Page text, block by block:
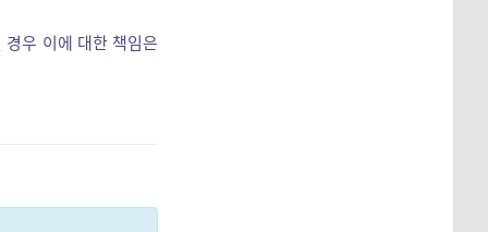
우 이에 대한 책임은